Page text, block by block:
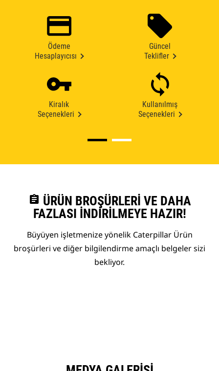
Ödeme
Hesaplayıcısı
Güncel
Teklifler
Kiralık
Seçenekleri
Kullanılmış
Seçenekleri
assignment ÜRÜN BROŞÜRLERI VE DAHA
FAZLASI İNDIRILMEYE HAZIR!
Büyüyen işletmenize yönelik Caterpillar Ürün
broşürleri ve diğer bilgilendirme amaçlı belgeler sizi
bekliyor.